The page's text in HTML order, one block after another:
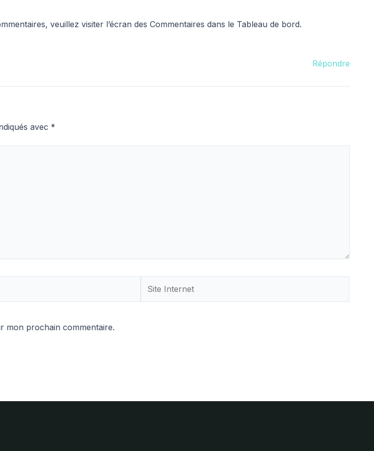
veuillez visiter l’écran des Commentaires dans le Tableau de bord.
Répondre
avec *
Internet
mon prochain commentaire.